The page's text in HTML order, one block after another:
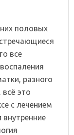
половых
все
разного
это
с лечением
внутренние